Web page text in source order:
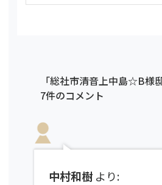
「総社市清音上中島☆B様
7件のコメント
中村和樹 より: